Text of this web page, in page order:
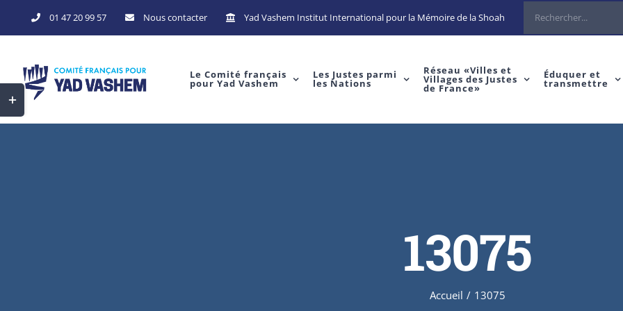
to
01 47 20 99 57 Nous contacter Yad Vashem Institut International pour la Mémoire de la Shoah Rechercher
Le Comité français
pour Yad Vashem
Les Justes parmi
les Nations
Réseau «Villes et
Villages des Justes
de France»
Éduquer et
transmettre
13075
Accueil / 13075
Toggle
Sliding